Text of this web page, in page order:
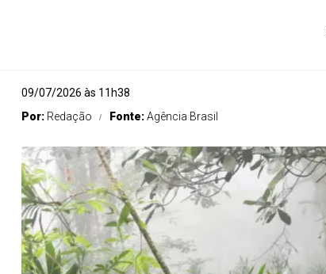
09/07/2026 às 11h38
Por: Redação Fonte:Agência Brasil